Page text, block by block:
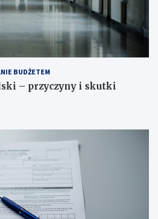
BUDŻETEM
– przyczyny i skutki